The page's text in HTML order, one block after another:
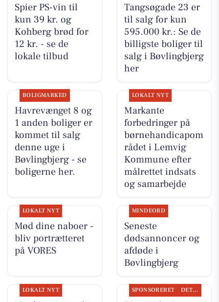
Spier PS-vin til
kun 39 kr. og
Kohberg brød for
12 kr. - se de
lokale tilbud
Tangsøgade 23 er
til salg for kun
595.000 kr.: Se de
billigste boliger til
salg i Bøvlingbjerg
her
BOLIGMARKED
Havrevænget 8 og
1 anden boliger er
kommet til salg
denne uge i
Bøvlingbjerg - se
boligerne her.
LOKALT NYT
Markante
forbedringer på
børnehandicapom
rådet i Lemvig
Kommune efter
målrettet indsats
og samarbejde
LOKALT NYT
Mød dine naboer -
bliv portrætteret
på VORES
MINDEORD
Seneste
dødsannoncer og
afdøde i
Bøvlingbjerg
LOKALT NYT SPONSORERET DET SKER